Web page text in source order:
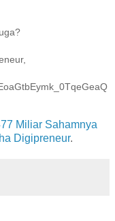
Miliar Sahamnya
Digipreneur.